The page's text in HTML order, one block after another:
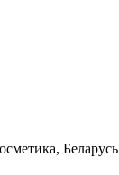
Беларусь